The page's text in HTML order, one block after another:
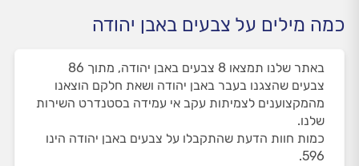
כמה מילים על צבעים באבן יהודה
באתר שלנו תמצאו 8 צבעים באבן יהודה, מתוך 86
צבעים שהצגנו בעבר באבן יהודה ושאת חלקם הוצאנו
מהמקצוענים לצמיתות עקב אי עמידה בסטנדרט השירות
שלנו.
כמות חוות הדעת שהתקבלו על צבעים באבן יהודה הינו
596.